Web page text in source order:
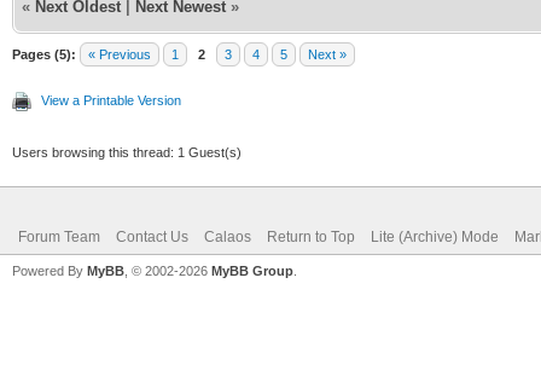
« Next Oldest Next Newest »
Pages (5): « Previous 1 2 3 4 5 Next »
View a Printable Version
Users browsing this thread: 1 Guest(s)
Forum Team Contact Us Calaos Return to Top Lite (Archive) Mode
Powered By MyBB , © 2002-2026 MyBB Group